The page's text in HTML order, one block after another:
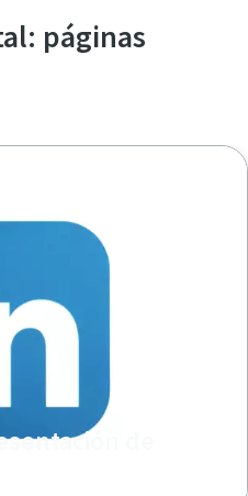
páginas
de